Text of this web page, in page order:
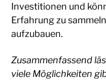
Investitionen und
Erfahrung zu
aufzubauen.
Zusammenfassend
viele Möglichkeiten